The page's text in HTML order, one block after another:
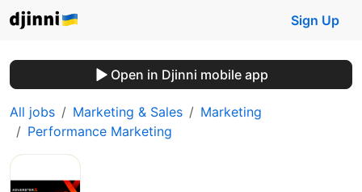
Sign Up
Open in Djinni mobile app
All jobs Marketing & Sales
Marketing
Performance Marketing